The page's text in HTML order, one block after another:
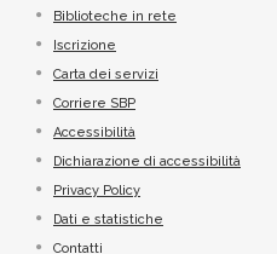
Biblioteche in rete
Iscrizione
Carta dei servizi
Corriere SBP
Accessibilità
Dichiarazione di accessibilità
Privacy Policy
Dati e statistiche
Contatti